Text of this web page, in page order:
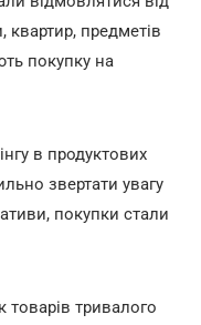
квартир, предметів
покупку на
в продуктових
звертати увагу
покупки стали
товарів тривалого